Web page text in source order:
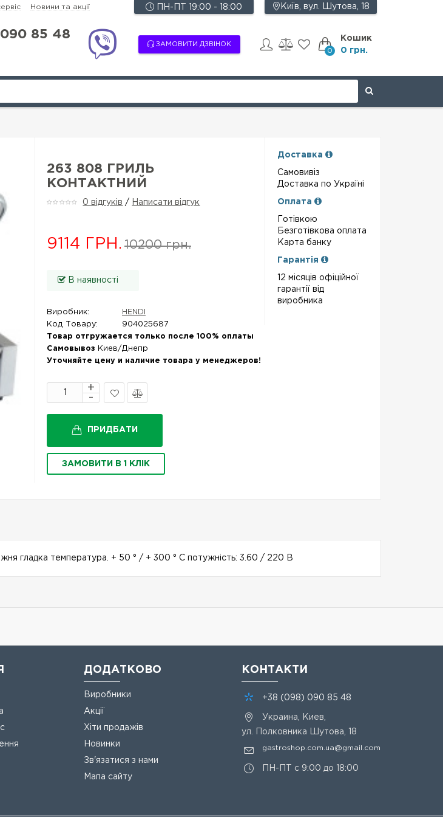
Київ, вул. Шутова, 18
Новини та акції
090 85 48
ЗАМОВИТИ ДЗВІНОК
ПН-ПТ 19:00 - 18:00
Кошик
0 0 грн.
263 808 ГРИЛЬ
КОНТАКТНИЙ
0 відгуків / Написати відгук
9114 ГРН. 10200 грн.
В наявності
Виробник:
HENDI
Код Товару:
904025687
Товар отгружается только после 100% оплаты
Самовывоз Киев/Днепр
Уточняйте цену и наличие товара у менеджеров!
закладки
ПРИДБАТИ
ЗАМОВИТИ В 1 КЛІК
Доставка
Самовивіз
Доставка по Україні
Оплата
Готівкою
Безготівкова оплата
Карта банку
Гарантія
12 місяців офіційної
гарантії від
виробника
гладка температура. + 50 ° / + 300 ° C потужність: 3.60 / 220 В
ДОДАТКОВО
Виробники
Акції
Хіти продажів
Новинки
Зв'язатися з нами
Мапа сайту
КОНТАКТИ
+38 (098) 090 85 48
Украина, Киев,
ул. Полковника Шутова, 18
gastroshop.com.ua@gmail.com
ПН-ПТ с 9:00 до 18:00